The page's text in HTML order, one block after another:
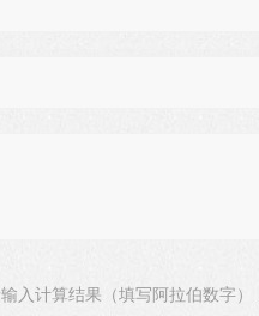
入计算结果（填写阿拉伯数字）